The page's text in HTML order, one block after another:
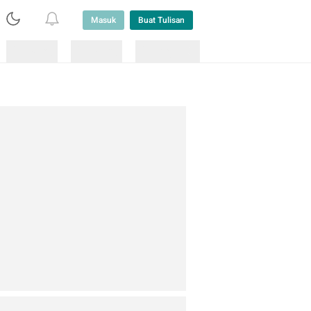
Masuk Buat Tulisan